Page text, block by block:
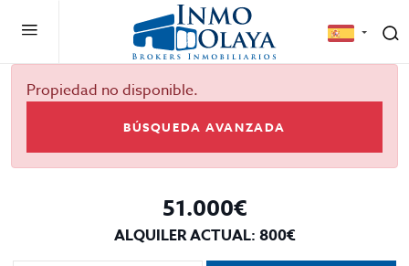
Propiedad no disponible.
BÚSQUEDA AVANZADA
51.000€
ALQUILER ACTUAL: 800€